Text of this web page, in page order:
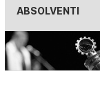
ABSOLVENTI